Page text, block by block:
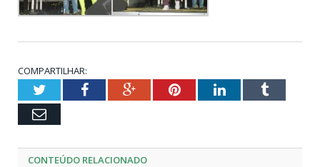
COMPARTILHAR:
TwitterFacebookGoogle+PinterestLinkedInTumblr
Email
CONTEÚDO RELACIONADO